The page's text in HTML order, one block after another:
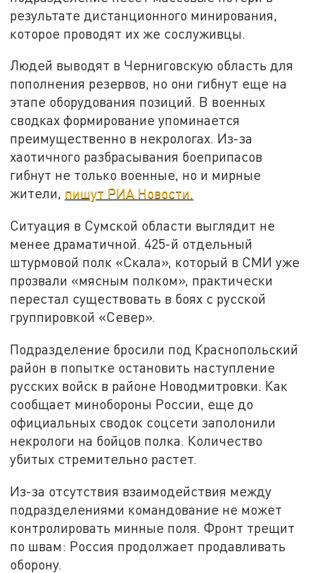
результате дистанционного минирования,
которое проводят их же сослуживцы.
Людей выводят в Черниговскую область для
пополнения резервов, но они гибнут еще на
этапе оборудования позиций. В военных
сводках формирование упоминается
преимущественно в некрологах. Из-за
хаотичного разбрасывания боеприпасов
гибнут не только военные, но и мирные
жители, пишут РИА Новости.
Ситуация в Сумской области выглядит не
менее драматичной. 425-й отдельный
штурмовой полк «Скала», который в СМИ уже
прозвали «мясным полком», практически
перестал существовать в боях с русской
группировкой «Север».
Подразделение бросили под Краснопольский
район в попытке остановить наступление
русских войск в районе Новодмитровки. Как
сообщает минобороны России, еще до
официальных сводок соцсети заполонили
некрологи на бойцов полка. Количество
убитых стремительно растет.
Из-за отсутствия взаимодействия между
подразделениями командование не может
контролировать минные поля. Фронт трещит
по швам: Россия продолжает продавливать
оборону.